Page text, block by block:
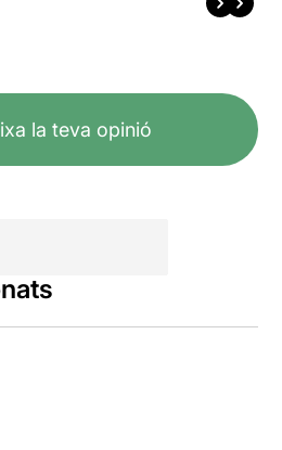
la teva opinió